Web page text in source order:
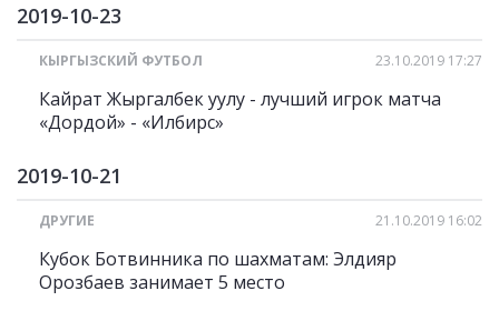
2019-10-23
КЫРГЫЗСКИЙ ФУТБОЛ 23.10.2019 17:27
Кайрат Жыргалбек уулу - лучший игрок матча
«Дордой» - «Илбирс»
2019-10-21
ДРУГИЕ 21.10.2019 16:02
Кубок Ботвинника по шахматам: Элдияр
Орозбаев занимает 5 место